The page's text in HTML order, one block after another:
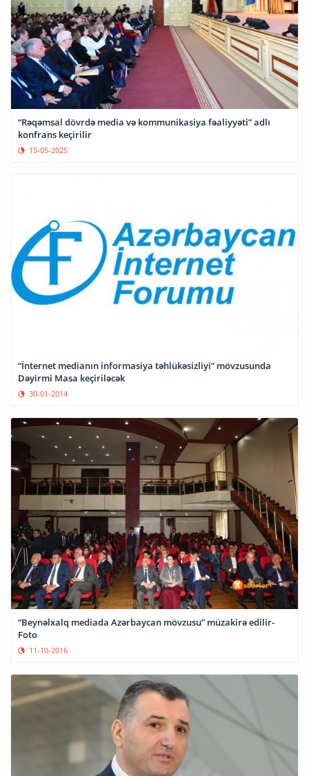
“Rəqəmsal dövrdə media və kommunikasiya fəaliyyəti” adlı
konfrans keçirilir
15-05-2025
“İnternet medianın informasiya təhlükəsizliyi” mövzusunda
Dəyirmi Masa keçiriləcək
30-01-2014
“Beynəlxalq mediada Azərbaycan mövzusu” müzakirə edilir-
Foto
11-10-2016